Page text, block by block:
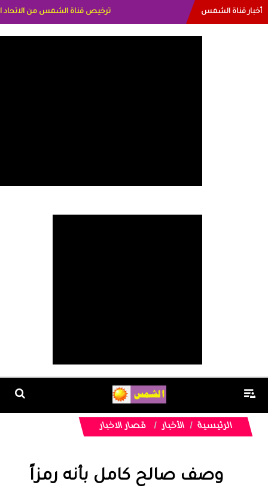
أخبار قناة الشمس
الرئيسية الأخبار قصار الاخبار
وصف صالح كامل بأنه رمزاً